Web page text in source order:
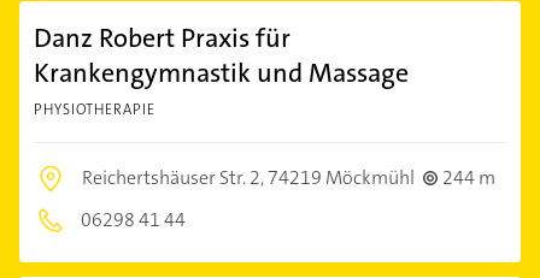
Danz Robert Praxis für
Krankengymnastik und Massage
PHYSIOTHERAPIE
Reichertshäuser Str. 2,74219 Möckmühl
244 m
06298 41 44